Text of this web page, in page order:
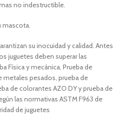
no indestructible.
mascota.
su inocuidad y calidad. Antes
juguetes deben superar las
Física y mecánica, Prueba de
metales pesados, prueba de
de colorantes AZO DY y prueba de
las normativas ASTM F963 de
de juguetes